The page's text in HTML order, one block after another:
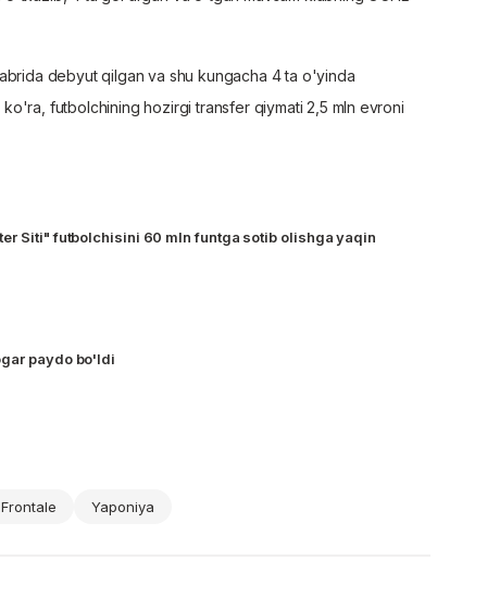
debyut qilgan va shu kungacha 4 ta o'yinda
futbolchining hozirgi transfer qiymati 2,5 mln evroni
Siti" futbolchisini 60 mln funtga sotib olishga yaqin
paydo bo'ldi
Yaponiya